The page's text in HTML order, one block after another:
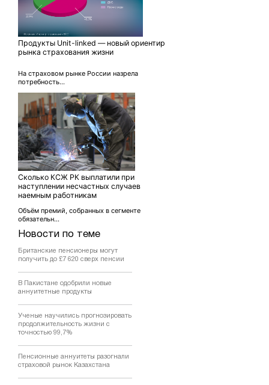
Новости по теме
Британские пенсионеры могут
получить до £7 620 сверх пенсии
В Пакистане одобрили новые
аннуитетные продукты
Ученые научились прогнозировать
продолжительность жизни с
точностью 99,7%
Пенсионные аннуитеты разогнали
страховой рынок Казахстана
Продукты Unit-linked — новый ориентир
рынка страхования жизни
На страховом рынке России назрела
потребность...
Сколько КСЖ РК выплатили при
наступлении несчастных случаев
наемным работникам
Объём премий, собранных в сегменте
обязательн...